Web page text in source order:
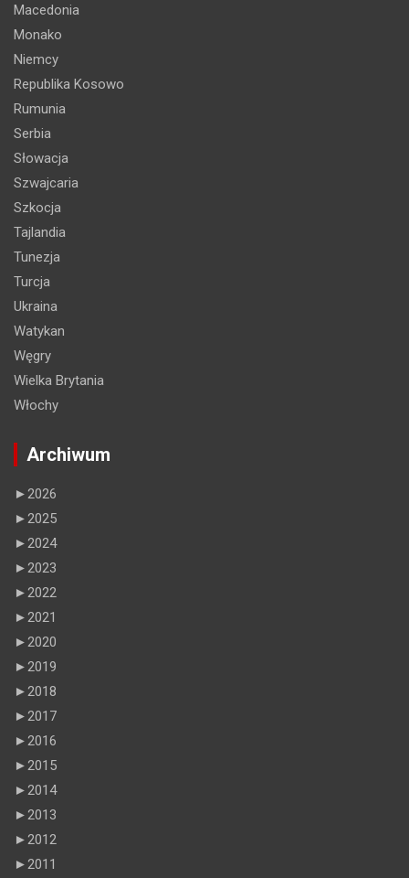
Macedonia
Monako
Niemcy
Republika Kosowo
Rumunia
Serbia
Słowacja
Szwajcaria
Szkocja
Tajlandia
Tunezja
Turcja
Ukraina
Watykan
Węgry
Wielka Brytania
Włochy
Archiwum
►2026
►2025
►2024
►2023
►2022
►2021
►2020
►2019
►2018
►2017
►2016
►2015
►2014
►2013
►2012
►2011